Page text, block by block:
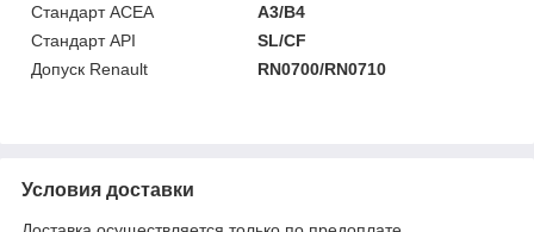
Стандарт ACEA
A3/B4
Стандарт API
SL/CF
Допуск Renault
RN0700/RN0710
Условия доставки